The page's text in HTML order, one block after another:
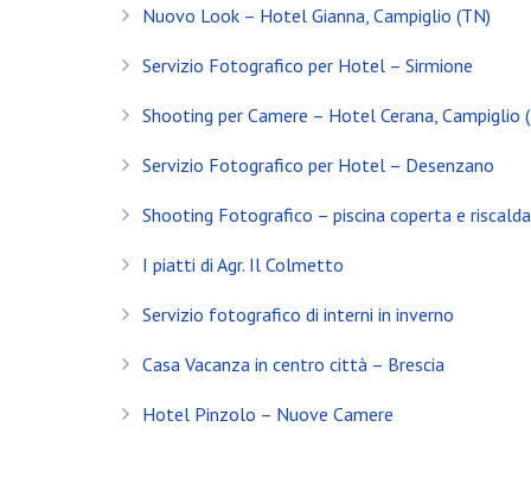
Nuovo Look – Hotel Gianna, Campiglio (TN)
Servizio Fotografico per Hotel – Sirmione
Shooting per Camere – Hotel Cerana, Campiglio
Servizio Fotografico per Hotel – Desenzano
Shooting Fotografico – piscina coperta e
I piatti di Agr. Il Colmetto
Servizio fotografico di interni in inverno
Casa Vacanza in centro città – Brescia
Hotel Pinzolo – Nuove Camere
Servizio Fotografico Immobiliare – Brescia
Con l’arrivo del 2021 inizia anche il decimo anno
Shooting in Limonaia
Update Showroom CLERICI
CONTATTI
Desenzano del Garda
Brescia - ITALIA